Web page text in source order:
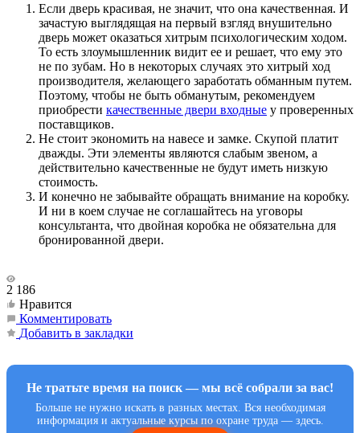
Если дверь красивая, не значит, что она качественная. И
зачастую выглядящая на первый взгляд внушительно
дверь может оказаться хитрым психологическим ходом.
То есть злоумышленник видит ее и решает, что ему это
не по зубам. Но в некоторых случаях это хитрый ход
производителя, желающего заработать обманным путем.
Поэтому, чтобы не быть обманутым, рекомендуем
приобрести качественные двери входные у проверенных
поставщиков.
Не стоит экономить на навесе и замке. Скупой платит
дважды. Эти элементы являются слабым звеном, а
действительно качественные не будут иметь низкую
стоимость.
И конечно не забывайте обращать внимание на коробку.
И ни в коем случае не соглашайтесь на уговоры
консультанта, что двойная коробка не обязательна для
бронированной двери.
2 186
Нравится
Комментировать
Добавить в закладки
Не тратьте время на поиск — мы всё собрали за вас!
Больше не нужно искать в разных местах. Вся необходимая
информация и актуальные курсы по охране труда — здесь.